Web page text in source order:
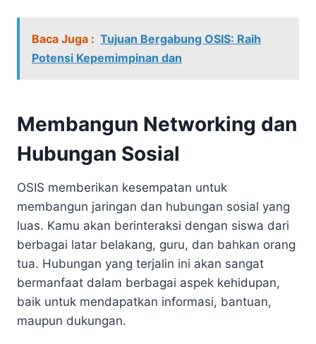
Baca Juga : Tujuan Bergabung OSIS: Raih
Potensi Kepemimpinan dan
Membangun Networking dan
Hubungan Sosial
OSIS memberikan kesempatan untuk
membangun jaringan dan hubungan sosial yang
luas. Kamu akan berinteraksi dengan siswa dari
berbagai latar belakang, guru, dan bahkan orang
tua. Hubungan yang terjalin ini akan sangat
bermanfaat dalam berbagai aspek kehidupan,
baik untuk mendapatkan informasi, bantuan,
maupun dukungan.